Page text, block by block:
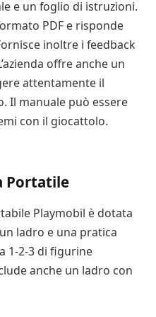
un film alla linea.
primo di una trilogia di
Il film sarà
e da canzoni
scene ricche di azione
popolari come i Lego,
e incoraggiano il
includono parti
aiutano i bambini a
un playset che
prezzo di 500 dollari.
il set Klingon Bird-of-
Per coloro che
di soldi, sono
accessibili.
e sono progettati
marchio deliziano i
uno sviluppo
tutte le norme di
e un foglio di istruzioni.
PDF e risponde
inoltre i feedback
offre anche un
attentamente il
Il manuale può essere
con il giocattolo.
Portatile
Playmobil è dotata
ladro e una pratica
1-2-3 di figurine
anche un ladro con